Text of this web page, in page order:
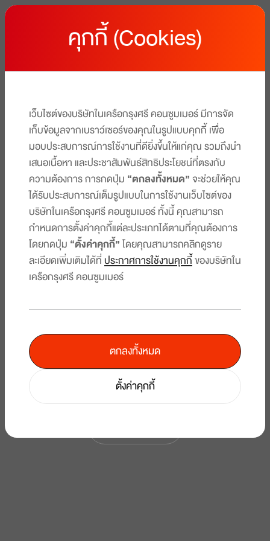
T1 Dynamic Points
คุกกี้ (Cookies)
เว็บไซต์ของบริษัทในเครือกรุงศรี คอนซูมเมอร์ มีการจัด
เก็บข้อมูลจากเบราว์เซอร์ของคุณในรูปแบบคุกกี้ เพื่อ
มอบประสบการณ์การใช้งานที่ดียิ่งขึ้นให้แก่คุณ รวมถึงนำ
เสนอเนื้อหา และประชาสัมพันธ์สิทธิประโยชน์ที่ตรงกับ
ความต้องการ การกดปุ่ม “ตกลงทั้งหมด”จะช่วยให้คุณ
ได้รับประสบการณ์เต็มรูปแบบในการใช้งานเว็บไซต์ของ
บริษัทในเครือกรุงศรี คอนซูมเมอร์ ทั้งนี้ คุณสามารถ
กำหนดการตั้งค่าคุกกี้แต่ละประเภทได้ตามที่คุณต้องการ
โดยกดปุ่ม “ตั้งค่าคุกกี้”โดยคุณสามารถคลิกดูราย
ละเอียดเพิ่มเติมได้ที่ ประกาศการใช้งานคุกกี้ของบริษัทใน
เครือกรุงศรี คอนซูมเมอร์
ตั้งค่าคุกกี้
ตกลงทั้งหมด